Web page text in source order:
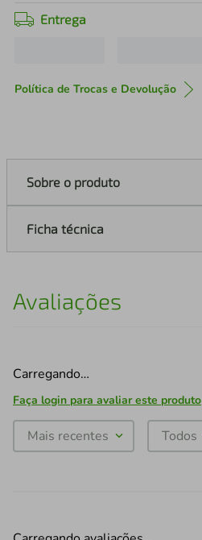
Entrega
Política de Trocas e Devolução
Sobre o produto
Ficha técnica
Avaliações
Carregando…
Faça login para avaliar este produto
Mais recentes Todos